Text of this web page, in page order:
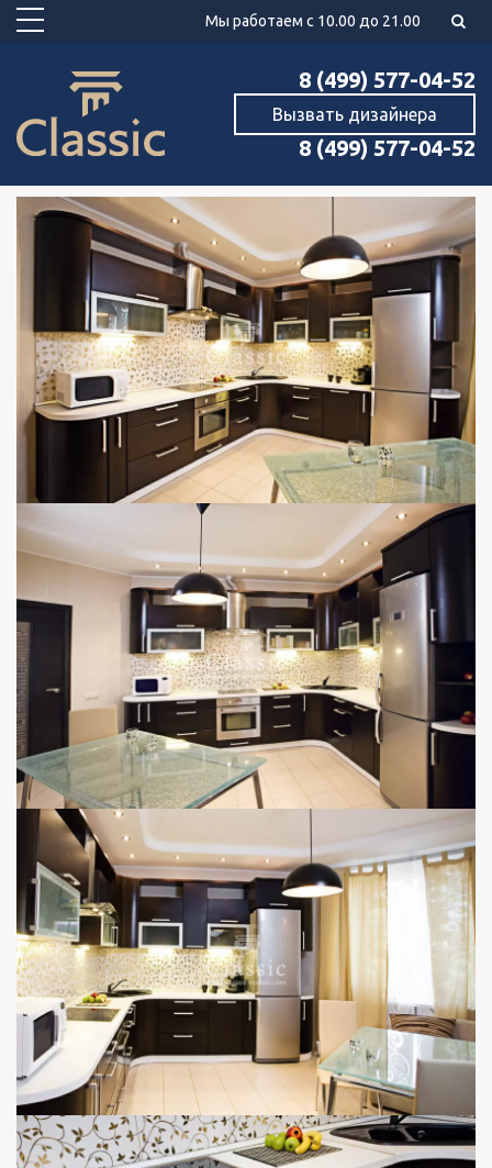
Мы работаем с 10.00 до 21.00
8 (499) 577-04-52
Вызвать дизайнера
8 (499) 577-04-52